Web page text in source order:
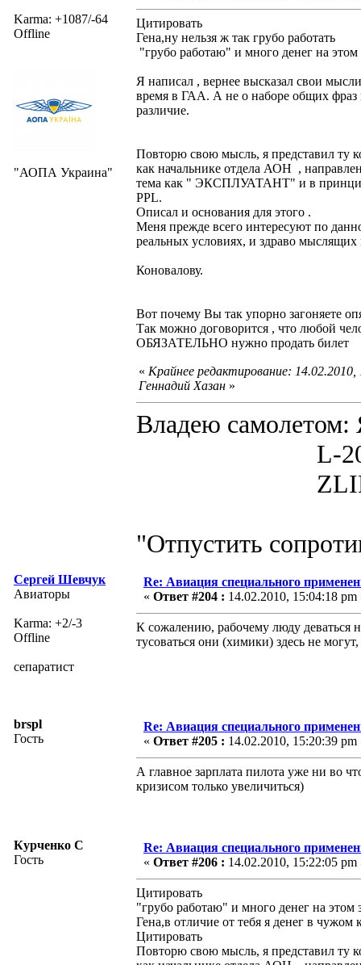
Karma: +1087/-64
Offline
"АОПА Украина"
Цитировать
Гена,ну нельзя ж так грубо работать
"грубо работаю" и много денег на этом
Я написал , вернее высказал свои
время в ГАА. А не о наборе общих фраз
различие.
Повторю свою мысль, я представил ту
как начальнике отдела АОН ,
тема как " ЭКСПЛУАТАНТ" и в
PPL.
Описал и основания для этого .
Меня прежде всего интересуют по
реальных условиях, и здраво мыслящих
Коновалову.
Вот почему Вы так упорно загоняете
Так можно договорится , что любой
ОБЯЗАТЕЛЬНО нужно продать билет
« Крайнее редактирование:
Геннадий Хазан »
Владею
L-200D
ZLIN 526
"Отпустить
Сергей Шевчук
Авиаторы
Karma: +2/-3
Offline
сепаратист
Re: Авиация специального
« Ответ #204 : 14.02.2010, 15:04:18 pm
К сожалению, рабочему люду деваться
тусоваться они (химики) здесь не
brspl
Гость
Re: Авиация специального
« Ответ #205 : 14.02.2010, 15:20:39 pm
А главное зарплата пилота уже ни во
кризисом только увеличиться)
Курченко С
Гость
Re: Авиация специального
« Ответ #206 : 14.02.2010, 15:22:05 pm
Цитировать
"грубо работаю" и много денег на этом
Гена,в отличие от тебя я денег в чужом
Цитировать
Повторю свою мысль, я представил ту